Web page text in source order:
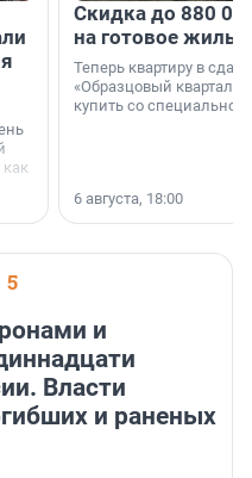
Скидка до 880
на готовое
Теперь квартиру в
«Образцовый квартал
купить со специальной
6 августа, 18:00
и
Власти
и раненых